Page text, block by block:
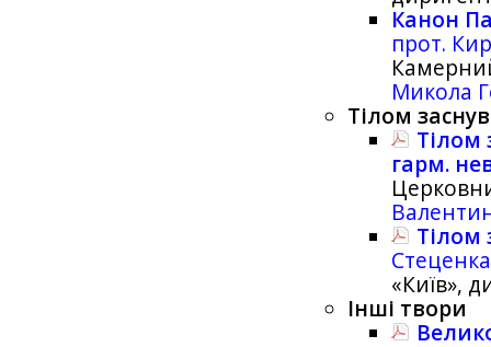
Канон
прот.
Микола
Тілом
Тілом
гарм.
Тілом
Стеценка
«Київ»,
Інші твори